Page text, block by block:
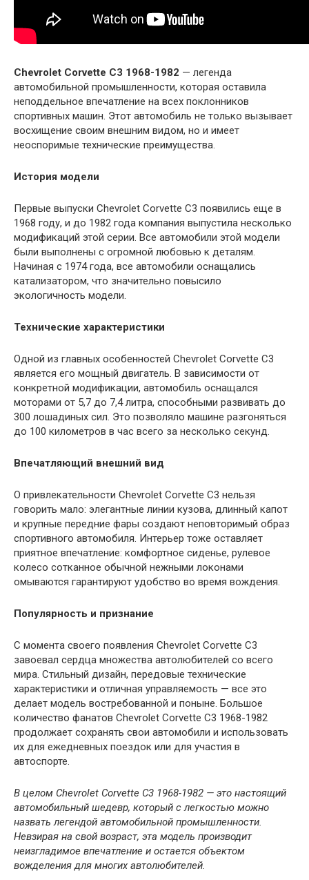
Chevrolet Corvette C3 1968-1982 — легенда
автомобильной промышленности, которая оставила
неподдельное впечатление на всех поклонников
спортивных машин. Этот автомобиль не только вызывает
восхищение своим внешним видом, но и имеет
неоспоримые технические преимущества.
История модели
Первые выпуски Chevrolet Corvette C3 появились еще в
1968 году, и до 1982 года компания выпустила несколько
модификаций этой серии. Все автомобили этой модели
были выполнены с огромной любовью к деталям.
Начиная с 1974 года, все автомобили оснащались
катализатором, что значительно повысило
экологичность модели.
Технические характеристики
Одной из главных особенностей Chevrolet Corvette C3
является его мощный двигатель. В зависимости от
конкретной модификации, автомобиль оснащался
моторами от 5,7 до 7,4 литра, способными развивать до
300 лошадиных сил. Это позволяло машине разгоняться
до 100 километров в час всего за несколько секунд.
Впечатляющий внешний вид
О привлекательности Chevrolet Corvette C3 нельзя
говорить мало: элегантные линии кузова, длинный капот
и крупные передние фары создают неповторимый образ
спортивного автомобиля. Интерьер тоже оставляет
приятное впечатление: комфортное сиденье, рулевое
колесо сотканное обычной нежными локонами
омываются гарантируют удобство во время вождения.
Популярность и признание
С момента своего появления Chevrolet Corvette C3
завоевал сердца множества автолюбителей со всего
мира. Стильный дизайн, передовые технические
характеристики и отличная управляемость — все это
делает модель востребованной и поныне. Большое
количество фанатов Chevrolet Corvette C3 1968-1982
продолжает сохранять свои автомобили и использовать
их для ежедневных поездок или для участия в
автоспорте.
В целом Chevrolet Corvette C3 1968-1982 — это настоящий
автомобильный шедевр, который с легкостью можно
назвать легендой автомобильной промышленности.
Невзирая на свой возраст, эта модель производит
неизгладимое впечатление и остается объектом
вожделения для многих автолюбителей.